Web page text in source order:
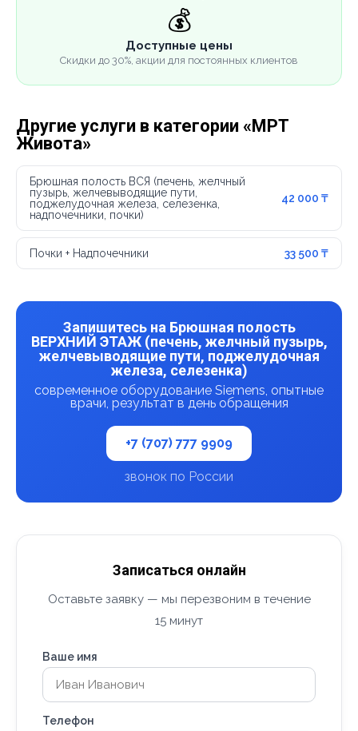
💰
Доступные цены
Скидки до 30%, акции для постоянных клиентов
Другие услуги в категории «МРТ
Живота»
Брюшная полость ВСЯ (печень, желчный
пузырь, желчевыводящие пути,
поджелудочная железа, селезенка,
надпочечники, почки)
42 000 ₸
Почки + Надпочечники 33 500 ₸
Запишитесь на Брюшная полость
ВЕРХНИЙ ЭТАЖ (печень, желчный пузырь,
желчевыводящие пути, поджелудочная
железа, селезенка)
современное оборудование Siemens, опытные
врачи, результат в день обращения
+7 (707) 777 9909
звонок по России
Записаться онлайн
Оставьте заявку — мы перезвоним в течение
15 минут
Ваше имя
Телефон